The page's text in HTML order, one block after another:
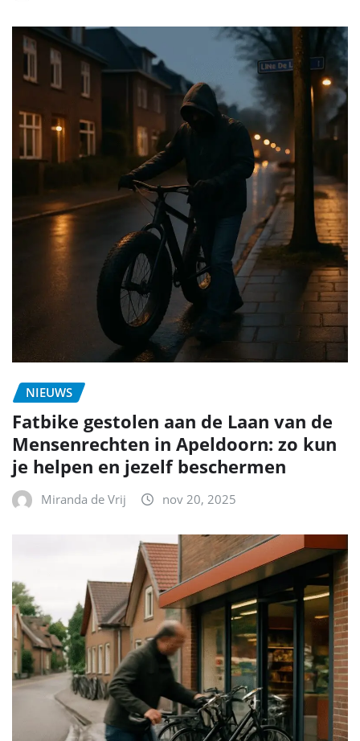
NIEUWS
Fatbike gestolen aan de Laan van de
Mensenrechten in Apeldoorn: zo kun
je helpen en jezelf beschermen
Miranda de Vrij nov 20, 2025